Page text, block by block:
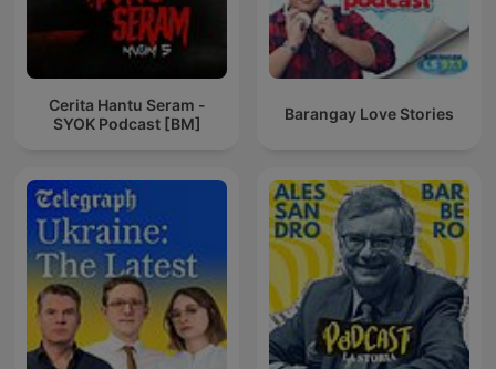
Cerita Hantu Seram -
SYOK Podcast [BM]
Barangay Love Stories